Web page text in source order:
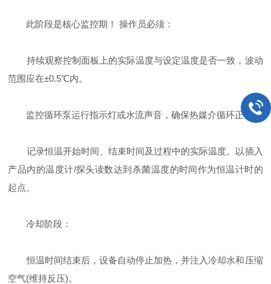
此阶段是核心监控期！ 操作员必须：
持续观察控制面板上的实际温度与设定温度是否一致，波动
范围应在±0.5℃内。
监控循环泵运行指示灯或水流声音，确保热媒介循环正常。
记录恒温开始时间、结束时间及过程中的实际温度。以插入
产品内的温度计/探头读数达到杀菌温度的时间作为恒温计时的
起点。
冷却阶段：
恒温时间结束后，设备自动停止加热，并注入冷却水和压缩
空气(维持反压)。